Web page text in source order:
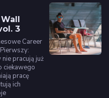
3
Career
pracują już
ciekawego
pracę
ich